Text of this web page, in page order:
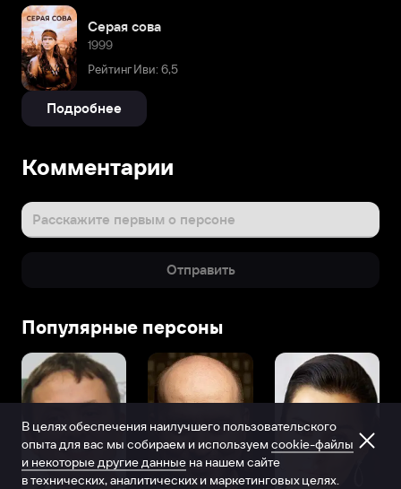
Серая сова
1999
Рейтинг Иви: 6,5
Подробнее
Комментарии
Расскажите первым о персоне
Отправить
Популярные персоны
В целях обеспечения наилучшего пользовательского
опыта для вас мы собираем и используем cookie-файлы
и некоторые другие данные на нашем сайте
в технических, аналитических и маркетинговых целях.